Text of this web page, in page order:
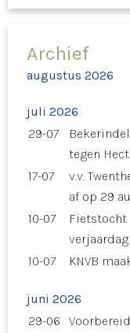
Archief
augustus 2026
juli 2026
29-07
tegen
17-07
v.v.
af op 29
10-07
Fietstocht
verjaardag
10-07
KNVB
juni 2026
29-06